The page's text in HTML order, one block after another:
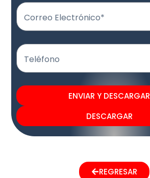
Correo Electrónico*
Teléfono
ENVIAR Y DESCARGAR
DESCARGAR
REGRESAR